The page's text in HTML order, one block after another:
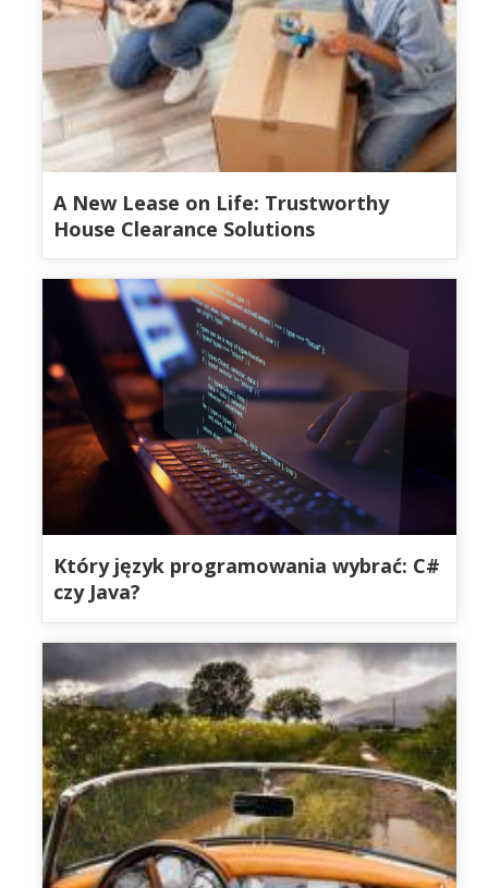
A New Lease on Life: Trustworthy
House Clearance Solutions
Który język programowania wybrać: C#
czy Java?